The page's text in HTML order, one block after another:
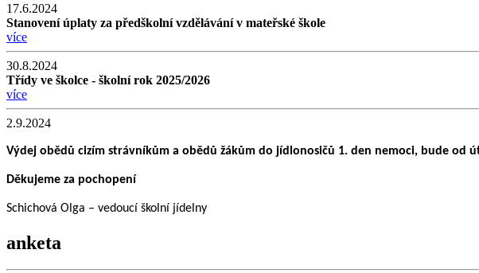
17.6.2024
Stanovení úplaty za předškolní vzdělávání v mateřské škole
více
30.8.2024
Třídy ve školce - školní rok 2025/2026
více
2.9.2024
Výdej obědů cizím strávníkům a obědů žákům do jídlonosičů 1. den nemoci, bude od
Děkujeme za pochopení
Schichová Olga – vedoucí školní jídelny
anketa